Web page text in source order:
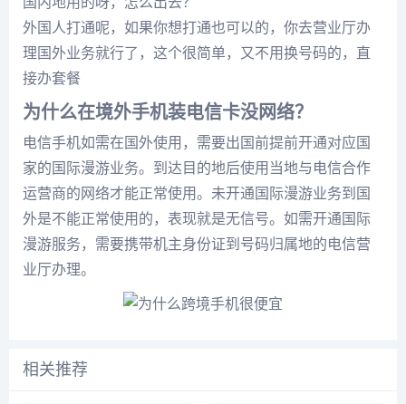
外国人打通呢，如果你想打通也可以的，你去营业厅办
理国外业务就行了，这个很简单，又不用换号码的，直
接办套餐
为什么在境外手机装电信卡没网络？
电信手机如需在国外使用，需要出国前提前开通对应国
家的国际漫游业务。到达目的地后使用当地与电信合作
运营商的网络才能正常使用。未开通国际漫游业务到国
外是不能正常使用的，表现就是无信号。如需开通国际
漫游服务，需要携带机主身份证到号码归属地的电信营
业厅办理。
相关推荐